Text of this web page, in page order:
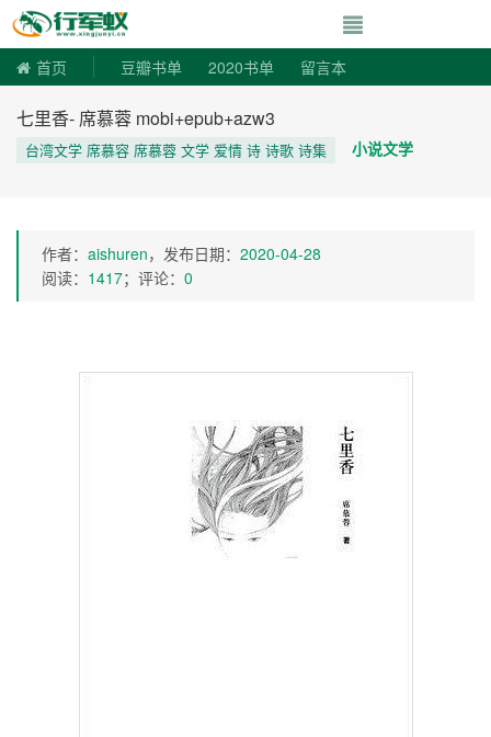
寻书令|走向自
首页 豆瓣书单 2020书单 留言本
七里香- 席慕蓉 mobi+epub+azw3
台湾文学 席慕容 席慕蓉 文学 爱情 诗 诗歌 诗集 小说文学
作者： aishuren，发布日期： 2020-04-28
阅读： 1417；评论： 0